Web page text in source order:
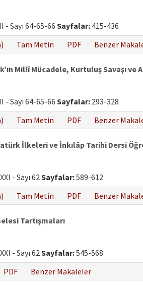
- Sayı 64-65-66 Sayfalar: 415-436
Tam Metin PDF Benzer
Millî Mücadele, Kurtuluş Savaşı
- Sayı 64-65-66 Sayfalar: 293-328
Tam Metin PDF Benzer
İlkeleri ve İnkılâp Tarihi Dersi
- Sayı 62Sayfalar:589-612
Tam Metin PDF Benzer
Tartışmaları
- Sayı 62Sayfalar:545-568
PDF Benzer Makaleler